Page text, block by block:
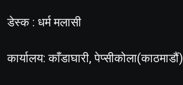
डेस्क : धर्म मलासी
कार्यालय: काँडाघारी, पेप्सीकोला(काठमाडौं)